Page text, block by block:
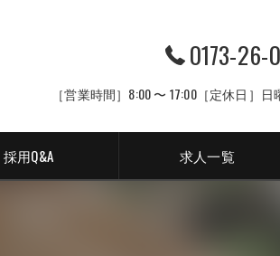
0173-26-
［営業時間］8:00 〜 17:00［定休日
採用Q&A 求人一覧